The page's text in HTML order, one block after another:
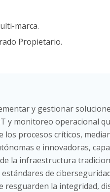
marca.
Propietario.
y gestionar
y monitoreo operacional
los procesos críticos,
e innovadoras,
la infraestructura
de
resguarden la integridad,